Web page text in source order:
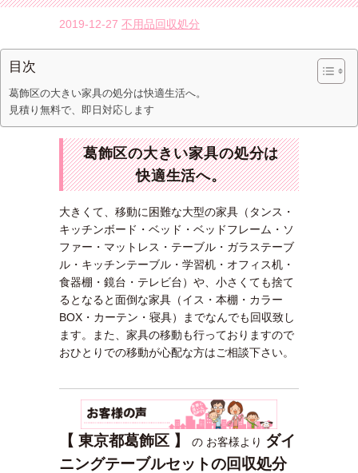
2019-12-27 不用品回収処分
目次
葛飾区の大きい家具の処分は快適生活へ。
見積り無料で、即日対応します
葛飾区の大きい家具の処分は
快適生活へ。
大きくて、移動に困難な大型の家具（タンス・
キッチンボード・ベッド・ベッドフレーム・ソ
ファー・マットレス・テーブル・ガラステーブ
ル・キッチンテーブル・学習机・オフィス机・
食器棚・鏡台・テレビ台）や、小さくても捨て
るとなると面倒な家具（イス・本棚・カラー
BOX・カーテン・寝具）までなんでも回収致し
ます。また、家具の移動も行っておりますので
おひとりでの移動が心配な方はご相談下さい。
【 東京都葛飾区 】 の お客様より ダイ
ニングテーブルセットの回収処分